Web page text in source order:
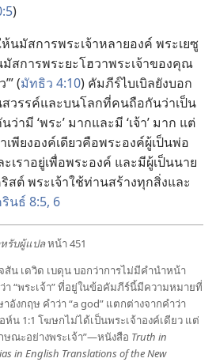
)
นมัสการ​พระเจ้า​หลาย​องค์ พระ​เยซู​
สการ​พระ​ยะโฮวา​พระเจ้า​ของ​คุณ
(มัทธิว 4:10) คัมภีร์​ไบเบิล​ยัง​บอก​
สวรรค์​และ​บน​โลก​ที่​คน​ถือ​กัน​ว่า​เป็น
ว่า​มี ‘พระ’ มาก​และ​มี ‘เจ้า’ มาก แต่​
เพียง​องค์​เดียว​คือ​พระองค์​ผู้​เป็น​พ่อ
เรา​อยู่​เพื่อ​พระองค์ และ​มี​ผู้​เป็น​นาย​
สต์ พระเจ้า​ใช้​ท่าน​สร้าง​ทุก​สิ่ง​และ​
นธ์ 8:5, 6
รับ​ผู้​แปลหน้า 451
น เดวิด เบดุน บอก​ว่า​การ​ไม่​มี​คำนำ​หน้า​
า “พระเจ้า” ที่​อยู่​ใน​ข้อ​คัมภีร์​นี้​มี​ความ​หมาย​ที่​
งกฤษ คำ​ว่า “a god” แตกต่าง​จาก​คำ​ว่า
อห์น 1:1 โฆษก​ไม่​ได้​เป็น​พระเจ้า​องค์​เดียว แต่​
ษณะ​อย่าง​พระเจ้า”—หนังสือ Truth in
in English Translations of th​e New